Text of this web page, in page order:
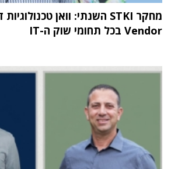
Vendor בכל תחומי שוק ה-IT